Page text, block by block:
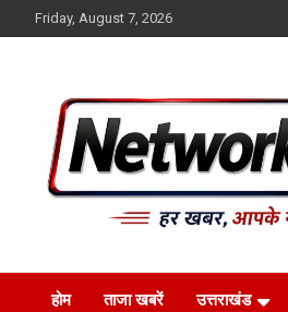
to
Friday, August 7, 2026
Network10tv
होम ताजा खबरें उत्तराखंड